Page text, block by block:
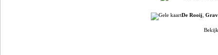
De Rooij